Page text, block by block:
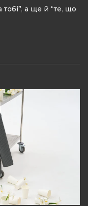
а ще й “те, що